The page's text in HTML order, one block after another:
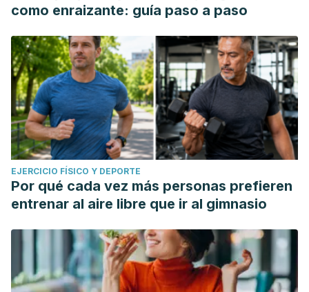
como enraizante: guía paso a paso
EJERCICIO FÍSICO Y DEPORTE
Por qué cada vez más personas prefieren
entrenar al aire libre que ir al gimnasio